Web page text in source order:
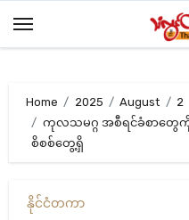
Home 2025 August
2
ကုလသမဂ္ဂ အစီရင်ခံစာတွေကို
စိစစ်တွေ့ရှိ
နိုင်ငံတကာ